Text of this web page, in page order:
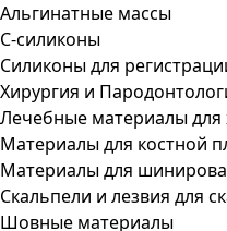
Альгинатные массы
С-силиконы
Силиконы для
Хирургия и
Лечебные материалы для
Материалы для костной
Материалы для
Скальпели и лезвия для
Шовные материалы